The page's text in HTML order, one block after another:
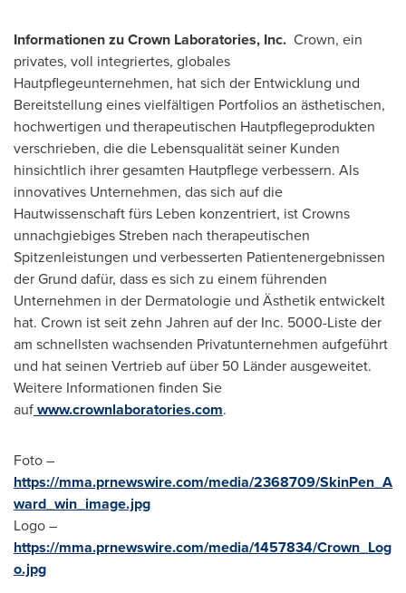
Informationen zu Crown Laboratories, Inc. Crown, ein
privates, voll integriertes, globales
Hautpflegeunternehmen, hat sich der Entwicklung und
Bereitstellung eines vielfältigen Portfolios an ästhetischen,
hochwertigen und therapeutischen Hautpflegeprodukten
verschrieben, die die Lebensqualität seiner Kunden
hinsichtlich ihrer gesamten Hautpflege verbessern. Als
innovatives Unternehmen, das sich auf die
Hautwissenschaft fürs Leben konzentriert, ist Crowns
unnachgiebiges Streben nach therapeutischen
Spitzenleistungen und verbesserten Patientenergebnissen
der Grund dafür, dass es sich zu einem führenden
Unternehmen in der Dermatologie und Ästhetik entwickelt
hat. Crown ist seit zehn Jahren auf der Inc. 5000-Liste der
am schnellsten wachsenden Privatunternehmen aufgeführt
und hat seinen Vertrieb auf über 50 Länder ausgeweitet.
Weitere Informationen finden Sie
aufwww.crownlaboratories.com.
Foto –
https://mma.prnewswire.com/media/2368709/SkinPen_A
ward_win_image.jpg
Logo –
https://mma.prnewswire.com/media/1457834/Crown_Log
o.jpg